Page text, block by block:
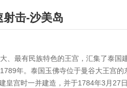
射击-沙美岛
最有民族特色的王宫，汇集了泰国
年。泰国玉佛寺位于曼谷大王宫的
宫时一并建造，并于1784年3月27